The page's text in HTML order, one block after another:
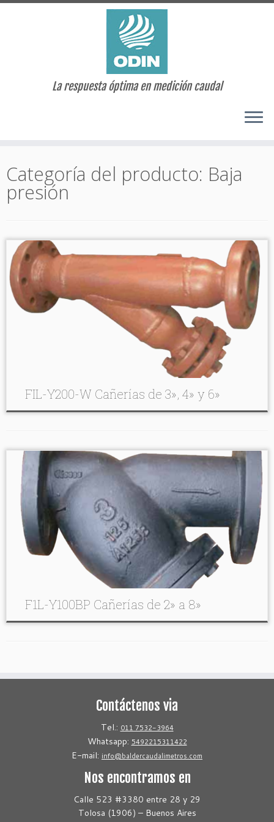
contenido
La respuesta óptima en medición caudal
Categoría del producto: Baja
presión
FIL-Y200-W Cañerías de 3», 4» y 6»
F1L-Y100BP Cañerías de 2» a 8»
Contáctenos via
Tel.: 011 7532-3964
Whatsapp: 5492215311422
E-mail: info@baldercaudalimetros.com
Nos encontramos en
Calle 523 #3380 entre 28 y 29
Tolosa (1906) – Buenos Aires